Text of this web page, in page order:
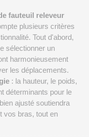
fauteuil releveur
plusieurs critères
Tout d'abord,
sélectionner un
harmonieusement
les déplacements.
: la hauteur, le poids,
déterminants pour le
ajusté soutiendra
vos bras, tout en